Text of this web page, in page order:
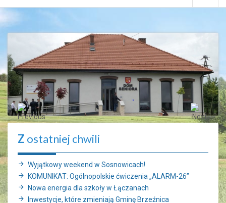
Z ostatniej chwili
Wyjątkowy weekend w Sosnowicach!
KOMUNIKAT: Ogólnopolskie ćwiczenia „ALARM-26”
Nowa energia dla szkoły w Łączanach
Inwestycje, które zmieniają Gminę Brzeźnica